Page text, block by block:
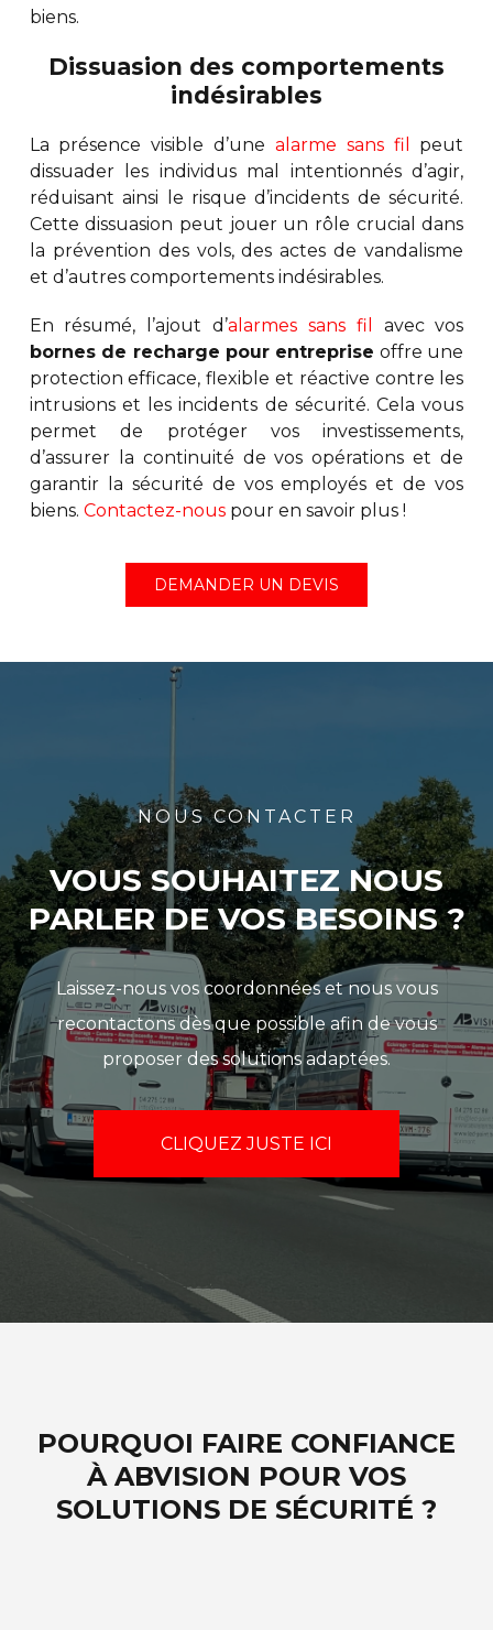
biens.
Dissuasion des comportements
indésirables
La présence visible d’une alarme sans fil
peut
dissuader les individus mal intentionnés d’agir,
réduisant ainsi le risque d’incidents de sécurité.
Cette dissuasion peut jouer un rôle crucial dans
la prévention des vols, des actes de vandalisme
et d’autres comportements indésirables.
En résumé, l’ajout d’alarmes sans fil
avec vos
bornes de recharge pour entreprise offre une
protection efficace, flexible et réactive contre les
intrusions et les incidents de sécurité. Cela vous
permet de protéger vos investissements,
d’assurer la continuité de vos opérations et de
garantir la sécurité de vos employés et de vos
biens. Contactez-nouspour en savoir plus !
DEMANDER UN DEVIS
NOUS CONTACTER
VOUS SOUHAITEZ NOUS
PARLER DE VOS BESOINS ?
Laissez-nous vos coordonnées et nous vous
recontactons dès que possible afin de vous
proposer des solutions adaptées.
CLIQUEZ JUSTE ICI
POURQUOI FAIRE CONFIANCE
À ABVISION POUR VOS
SOLUTIONS DE SÉCURITÉ ?